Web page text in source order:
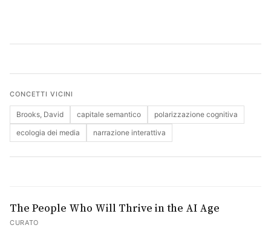
CONCETTI VICINI
Brooks, David capitale semantico
polarizzazione cognitiva
ecologia dei media
narrazione interattiva
The People Who Will Thrive in the AI Age
CURATO